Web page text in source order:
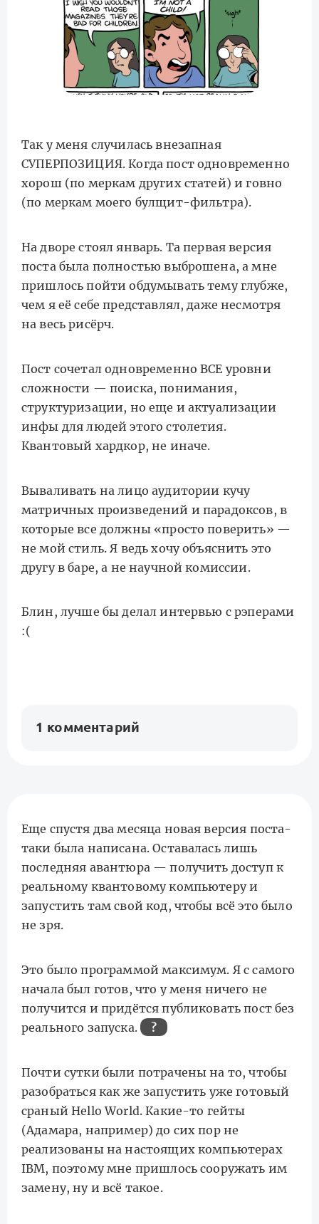
Так у меня случилась внезапная
СУПЕРПОЗИЦИЯ. Когда пост одновременно
хорош (по меркам других статей) и говно
(по меркам моего булщит-фильтра).
На дворе стоял январь. Та первая версия
поста была полностью выброшена, а мне
пришлось пойти обдумывать тему глубже,
чем я её себе представлял, даже несмотря
на весь рисёрч.
Пост сочетал одновременно ВСЕ уровни
сложности — поиска, понимания,
структуризации, но еще и актуализации
инфы для людей этого столетия.
Квантовый хардкор, не иначе.
Вываливать на лицо аудитории кучу
матричных произведений и парадоксов, в
которые все должны «просто поверить» —
не мой стиль. Я ведь хочу объяснить это
другу в баре, а не научной комиссии.
Блин, лучше бы делал интервью с рэперами
:(
1 комментарий
Еще спустя два месяца новая версия поста-
таки была написана. Оставалась лишь
последняя авантюра — получить доступ к
реальному квантовому компьютеру и
запустить там свой код, чтобы всё это было
не зря.
Это было программой максимум. Я с самого
начала был готов, что у меня ничего не
получится и придётся публиковать пост без
реального запуска.
?
Почти сутки были потрачены на то, чтобы
разобраться как же запустить уже готовый
сраный Hello World. Какие-то гейты
(Адамара, например) до сих пор не
реализованы на настоящих компьютерах
IBM, поэтому мне пришлось сооружать им
замену, ну и всё такое.